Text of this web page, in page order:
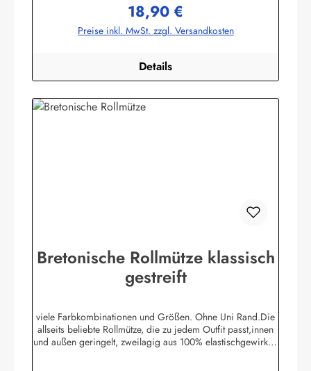
GmbHHeglitzer Str. 1226409 Wittmundinfo@modas-
bekleidung.de
Regulärer Preis:
18,90 €
Preise inkl. MwSt. zzgl. Versandkosten
Details
Bretonische Rollmütze klassisch
gestreift
viele Farbkombinationen und Größen. Ohne Uni Rand.Die
allseits beliebte Rollmütze, die zu jedem Outfit passt,innen
und außen geringelt, zweilagig aus 100% elastischgewirkter